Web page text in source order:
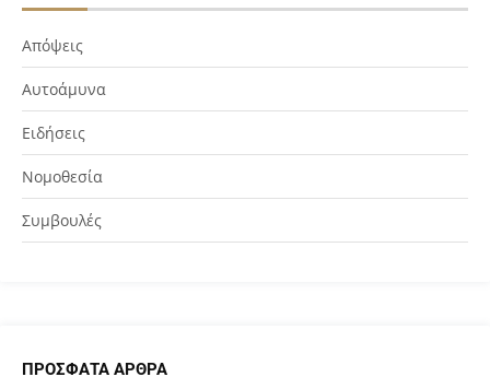
Απόψεις
Αυτοάμυνα
Ειδήσεις
Νομοθεσία
Συμβουλές
ΠΡΌΣΦΑΤΑ ΆΡΘΡΑ